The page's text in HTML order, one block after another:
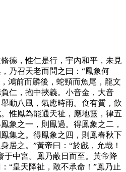
德，惟仁是行，宇內和平，未見
乃召天老而問之曰：“鳳象何
鴻前而麟後，蛇頸而魚尾，龍文
仁，抱中挾義。小音金，大音
動八風，氣應時雨。食有質，飲
惟鳯為能通天祉，應地靈，律五
象之一，則鳯過。得鳯象之二，
集之。得鳯象之四，則鳯春秋下
居之。”黃帝曰：“於戲，允哉！
于中宮。鳯乃蔽日而至。黃帝降
“皇天降祉，敢不承命！”鳯乃止